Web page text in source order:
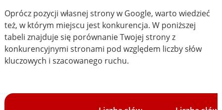
Oprócz pozycji własnej strony w Google, warto wiedzieć
też, w którym miejscu jest konkurencja. W poniższej
tabeli znajduje się porównanie Twojej strony z
konkurencyjnymi stronami pod względem liczby słów
kluczowych i szacowanego ruchu.